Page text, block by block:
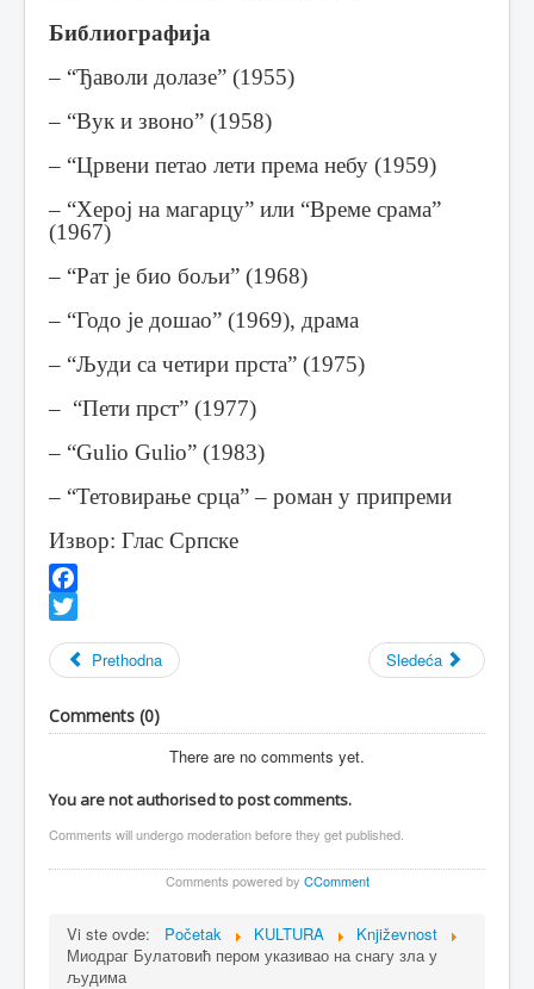
Библиографија
– “Ђаволи долазе” (1955)
– “Вук и звоно” (1958)
– “Црвени петао лети према небу (1959)
– “Херој на магарцу” или “Време срама”
(1967)
– “Рат је био бољи” (1968)
– “Годо је дошао” (1969), драма
– “Људи са четири прста” (1975)
– “Пети прст” (1977)
– “Gulio Gulio” (1983)
– “Тетовирање срца” – роман у припреми
Извор: Глас Српске
Facebook
Prethodna
Sledeća
Comments (0)
There are no comments yet.
You are not authorised to post comments.
Comments will undergo moderation before they get published.
Comments powered by CComment
Vi ste ovde: Početak KULTURA
Književnost
Миодраг Булатовић пером указивао на снагу зла у
људима